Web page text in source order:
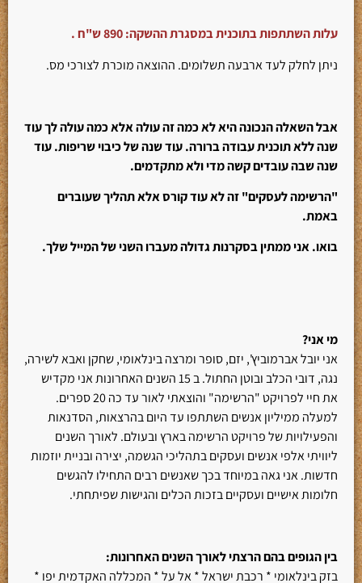
עלות השתתפות בתוכנית במסגרת ההשקה: 890 ש"ח .
ניתן לחלק לעד ארבעה תשלומים. ההוצאה מוכרת לצורכי מס.
אבל השאלה הנכונה היא לא כמה זה עולה אלא כמה עולה לך עוד
שנה ללא תוכנית עבודה ברורה. עוד שנה של כיבוי שריפות. עוד
שנה שבה עובדים קשה מדי ולא מתקדמים.
"הרשימה לעסקים" זה לא עוד קורס אלא תהליך שעוברים
באמת.
בואו.אני ממתין בסקרנות גדולה מעברו השני של המייל שלך.
מי אני?
אני יובל אברמוביץ', יזם, סופר ומרצה בינלאומי, שחקן ואבא לשירה,
נגה, דובי הכלב ובוטן החתול. ב 15 השנים האחרונות אני מקדיש
את חיי לפרויקט "הרשימה" והוצאתי לאור עד כה 20 ספרים.
למעלה ממיליון אנשים השתתפו עד היום בהרצאות, הסדנאות
והפעילויות של פרויקט הרשימה בארץ ובעולם. לאורך השנים
ליוויתי אלפי אנשים ועסקים בתהליכי הגשמה, יצירה ובניית יוזמות
חדשות. אני גאה במיוחד בכך שאנשים רבים התחילו להגשים
חלומות אישיים ועסקיים בזכות הכלים והגישות שפיתחתי.
בין הגופים בהם הרצתי לאורך השנים האחרונות:
בזק בינלאומי * רכבת ישראל * אל על * המכללה האקדמית יפו *